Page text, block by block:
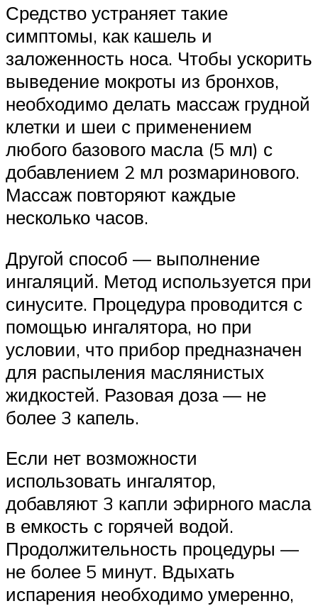
Средство устраняет такие
симптомы, как кашель и
заложенность носа. Чтобы ускорить
выведение мокроты из бронхов,
необходимо делать массаж грудной
клетки и шеи с применением
любого базового масла (5 мл) с
добавлением 2 мл розмаринового.
Массаж повторяют каждые
несколько часов.
Другой способ — выполнение
ингаляций. Метод используется при
синусите. Процедура проводится с
помощью ингалятора, но при
условии, что прибор предназначен
для распыления маслянистых
жидкостей. Разовая доза — не
более 3 капель.
Если нет возможности
использовать ингалятор,
добавляют 3 капли эфирного масла
в емкость с горячей водой.
Продолжительность процедуры —
не более 5 минут. Вдыхать
испарения необходимо умеренно,